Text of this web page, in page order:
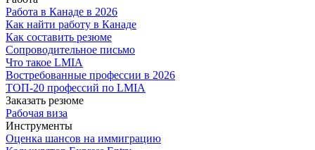
Работа в Канаде в 2026
Как найти работу в Канаде
Как составить резюме
Сопроводительное письмо
Что такое LMIA
Востребованные профессии в 2026
ТОП-20 профессий по LMIA
Заказать резюме
Рабочая виза
Инструменты
Оценка шансов на иммиграцию